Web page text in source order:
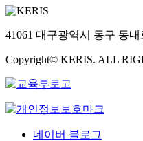
41061 대구광역시 동구 동
Copyright© KERIS. ALL
네이버 블로그